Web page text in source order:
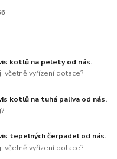
kotlů na pelety od nás.
včetně vyřízení dotace?
kotlů na tuhá paliva od nás.
tepelných čerpadel od nás.
včetně vyřízení dotace?